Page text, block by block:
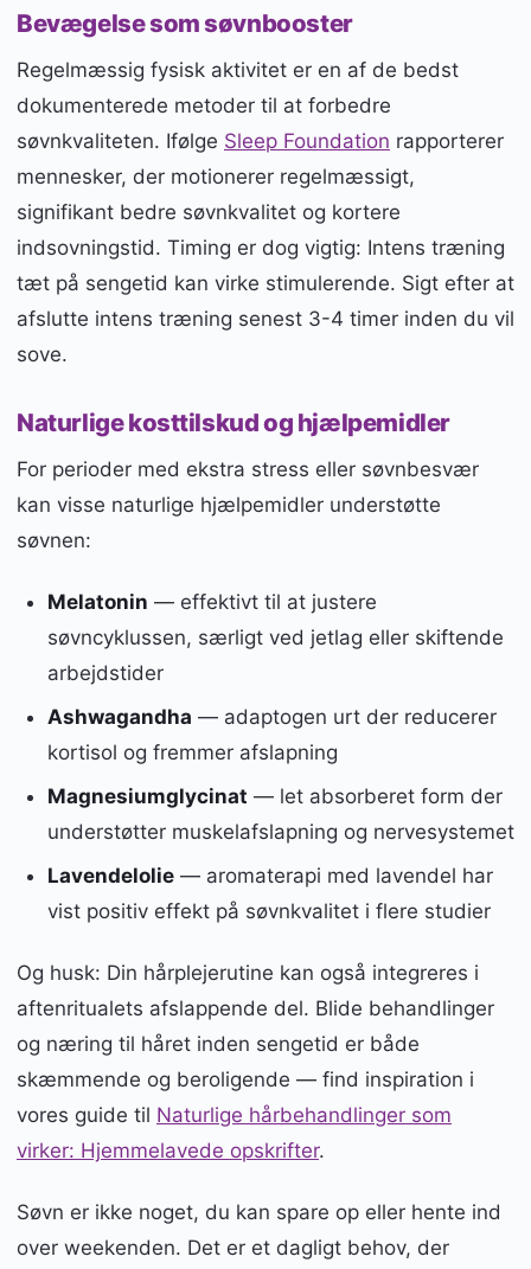
Bevægelse som søvnbooster
Regelmæssig fysisk aktivitet er en af de bedst
dokumenterede metoder til at forbedre
søvnkvaliteten. Ifølge Sleep Foundation rapporterer
mennesker, der motionerer regelmæssigt,
signifikant bedre søvnkvalitet og kortere
indsovningstid. Timing er dog vigtig: Intens træning
tæt på sengetid kan virke stimulerende. Sigt efter at
afslutte intens træning senest 3-4 timer inden du vil
sove.
Naturlige kosttilskud og hjælpemidler
For perioder med ekstra stress eller søvnbesvær
kan visse naturlige hjælpemidler understøtte
søvnen:
Melatonin — effektivt til at justere
søvncyklussen, særligt ved jetlag eller skiftende
arbejdstider
Ashwagandha — adaptogen urt der reducerer
kortisol og fremmer afslapning
Magnesiumglycinat — let absorberet form der
understøtter muskelafslapning og nervesystemet
Lavendelolie— aromaterapi med lavendel har
vist positiv effekt på søvnkvalitet i flere studier
Og husk: Din hårplejerutine kan også integreres i
aftenritualets afslappende del. Blide behandlinger
og næring til håret inden sengetid er både
skæmmende og beroligende — find inspiration i
vores guide til Naturlige hårbehandlinger som
virker: Hjemmelavede opskrifter.
Søvn er ikke noget, du kan spare op eller hente ind
over weekenden. Det er et dagligt behov, der